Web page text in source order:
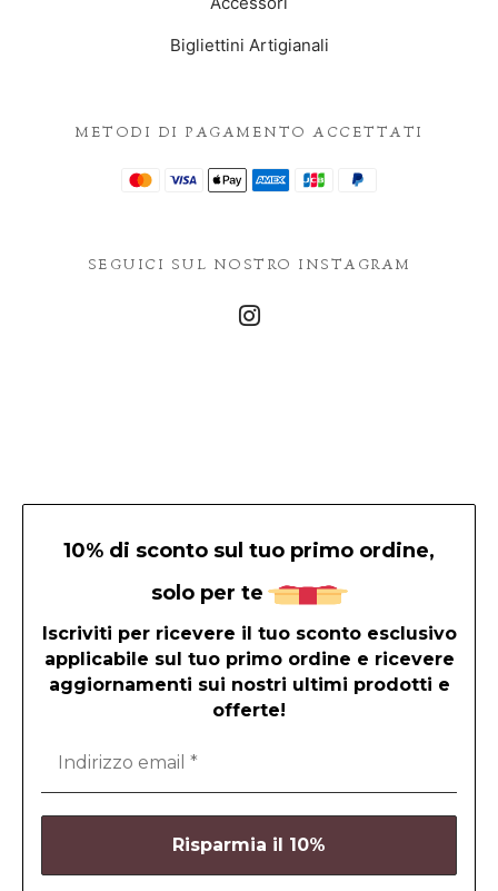
METODI DI PAGAMENTO ACCETTATI
SEGUICI SUL NOSTRO INSTAGRAM
Bigliettini Artigianali
10% di sconto sul tuo primo ordine,
solo per te
Iscriviti per ricevere il tuo sconto esclusivo
applicabile sul tuo primo ordine e ricevere
aggiornamenti sui nostri ultimi prodotti e
offerte!